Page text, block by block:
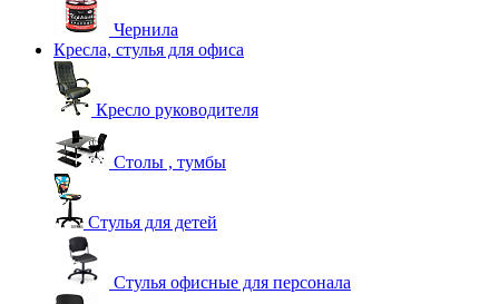
Чернила
Кресла, стулья для офиса
Кресло руководителя
Столы , тумбы
Стулья для детей
Стулья офисные для персонала